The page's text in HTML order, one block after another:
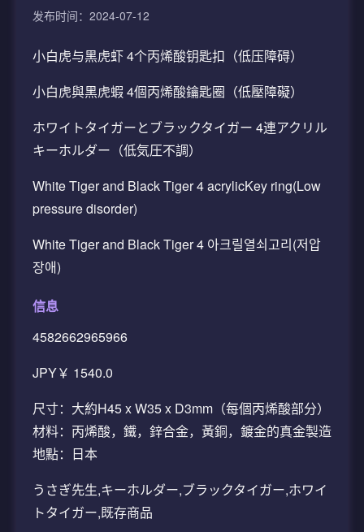
发布时间：2024-07-12
小白虎与黑虎虾 4个丙烯酸钥匙扣（低压障碍）
小白虎與黑虎蝦 4個丙烯酸鑰匙圈（低壓障礙）
ホワイトタイガーとブラックタイガー 4連アクリル
キーホルダー（低気圧不調）
White Tiger and Black Tiger 4 acrylicKey ring(Low
pressure disorder)
White Tiger and Black Tiger 4 아크릴열쇠고리(저압
장애)
信息
4582662965966
JPY￥ 1540.0
尺寸：大約H45 x W35 x D3mm（每個丙烯酸部分）
材料：丙烯酸，鐵，鋅合金，黃銅，鍍金的真金製造
地點：日本
うさぎ先生,キーホルダー,ブラックタイガー,ホワイ
トタイガー,既存商品